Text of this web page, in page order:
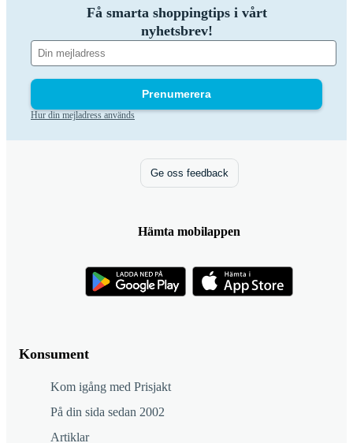
Få smarta shoppingtips i vårt
nyhetsbrev!
Prenumerera
Hur din mejladress används
Konsument
Kom igång med Prisjakt
På din sida sedan 2002
Artiklar
Ge oss feedback
Hämta mobilappen